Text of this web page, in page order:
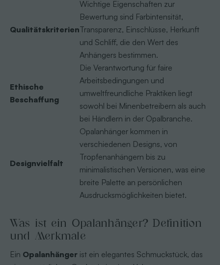
Qualitätskriterien
Wichtige Eigenschaften zur
Bewertung sind Farbintensität,
Transparenz, Einschlüsse, Herkunft
und Schliff, die den Wert des
Anhängers bestimmen.
Ethische
Beschaffung
Die Verantwortung für faire
Arbeitsbedingungen und
umweltfreundliche Praktiken liegt
sowohl bei Minenbetreibern als auch
bei Händlern in der Opalbranche.
Designvielfalt
Opalanhänger kommen in
verschiedenen Designs, von
Tropfenanhängern bis zu
minimalistischen Versionen, was eine
breite Palette an persönlichen
Ausdrucksmöglichkeiten bietet.
Was ist ein Opalanhänger? Definition
und Merkmale
Ein Opalanhängerist ein elegantes Schmuckstück, das